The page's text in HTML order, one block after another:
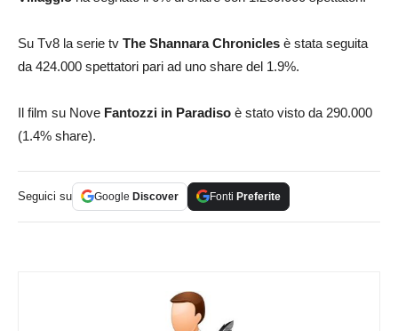
Su Tv8 la serie tv The Shannara Chronicles è stata seguita
da 424.000 spettatori pari ad uno share del 1.9%.
Il film su Nove Fantozzi in Paradiso è stato visto da 290.000
(1.4% share).
Seguici su Google Discover Fonti Preferite